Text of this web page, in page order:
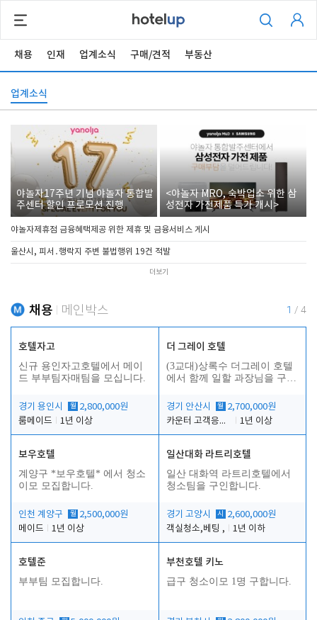
채용 인재 업계소식 구매/견적 부동산
업계소식
야놀자17주년 기념 야놀자 통합발
주센터 할인 프로모션 진행
<야놀자 MRO, 숙박업소 위한 삼
성전자 가전제품 특가 개시>
야놀자제휴점 금융혜택제공 위한 제휴 및 금융서비스 게시
울산시, 피서․행락지 주변 불법행위 19건 적발
더보기
채용 메인박스 1 / 4
호텔자고
신규 용인자고호텔에서 메이
드 부부팀자매팀을 모십니다.
경기 용인시 월 2,800,000원
룸메이드
1년 이상
더 그레이 호텔
(3교대)상록수 더그레이 호텔
에서 함께 일할 과장님을 구합
경기 안산시
월 2,700,000원
카운터 고객응대 및 야간더블청소
1년 이상
보우호텔
계양구 *보우호텔* 에서 청소
이모 모집합니다.
인천 계양구 월 2,500,000원
메이드
1년 이상
일산대화 라트리호텔
일산 대화역 라트리호텔에서
청소팀을 구인합니다.
경기 고양시 시
2,600,000원
객실청소,베팅 ,
1년 이하
호텔준
부부팀 모집합니다.
부천호텔 키노
급구 청소이모 1명 구합니다.